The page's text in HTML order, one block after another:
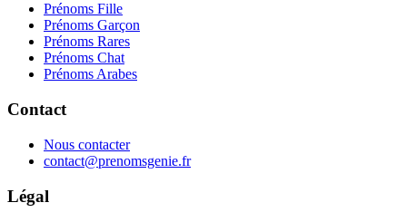
Prénoms Fille
Prénoms Garçon
Prénoms Rares
Prénoms Chat
Prénoms Arabes
Contact
Nous contacter
contact@prenomsgenie.fr
Légal